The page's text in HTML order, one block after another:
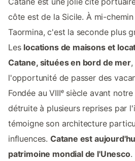
côte est de la Sicile. À mi-
Taormina, c'est la seconde plus
Les locations de maisons et
Catane, situées en bord de mer,
l'opportunité de passer des
Fondée au VIIIᵉ siècle avant
détruite à plusieurs reprises par
témoigne son architecture
influences. Catane est
patrimoine mondial de l'Unesco.